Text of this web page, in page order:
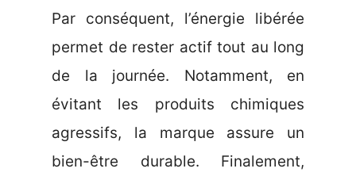
Par conséquent, l’énergie libérée
permet de rester actif tout au long
de la journée. Notamment, en
évitant les produits chimiques
agressifs, la marque assure un
bien-être durable. Finalement,